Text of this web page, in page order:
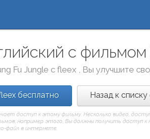
с фильмом
Fu Jungle сfleex , Вы улучшите
бесплатно Назад к
доступ к этому фильму. Несколько видео,
например этого, Вы должны получить доступ к
файл в интернете.